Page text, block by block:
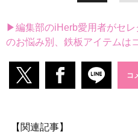
▶編集部のiHerb愛用者がセレ
のお悩み別、鉄板アイテムは
コ
【関連記事】